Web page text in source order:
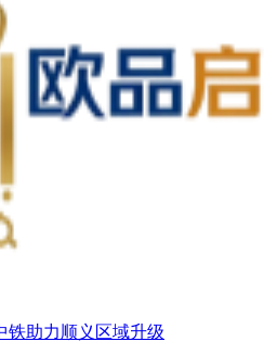
铁助力顺义区域升级